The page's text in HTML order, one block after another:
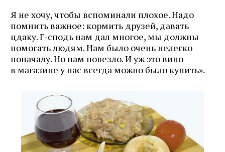
Я не хочу, чтобы вспоминали плохое. Надо
помнить важное: кормить друзей, давать
цдаку. Г‑сподь нам дал многое, мы должны
помогать людям. Нам было очень нелегко
поначалу. Но нам повезло. И уж это вино
в магазине у нас всегда можно было купить».